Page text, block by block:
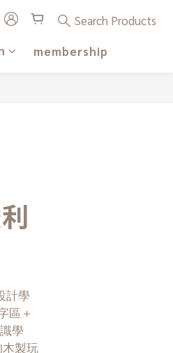
Search Products
membership
計學
區＋
學
製玩